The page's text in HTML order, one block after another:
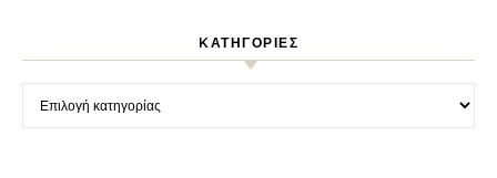
KΑΤΗΓΟΡΊΕΣ
Kατηγορίες